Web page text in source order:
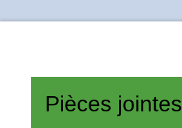
Pièces jointes